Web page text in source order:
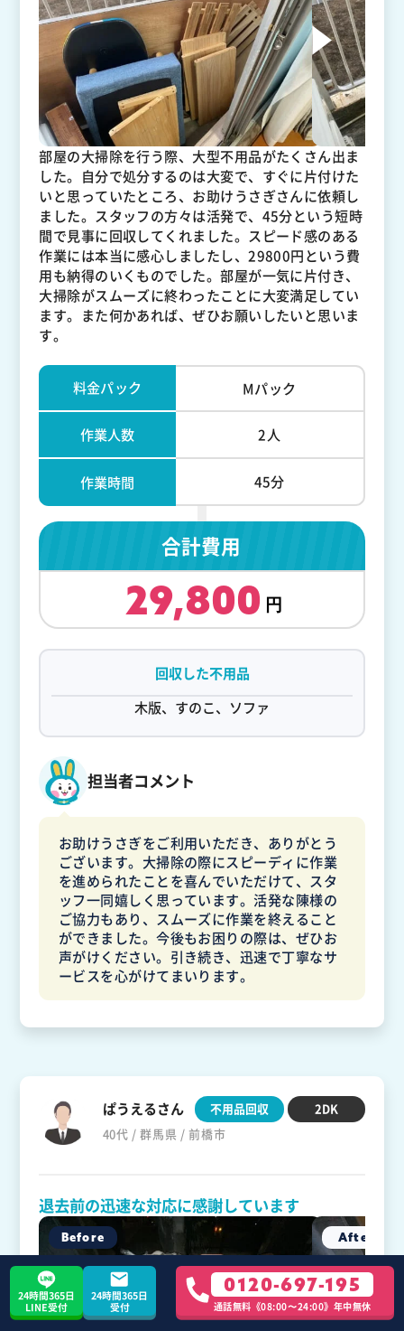
部屋の大掃除を行う際、大型不用品がたくさん出ま
した。自分で処分するのは大変で、すぐに片付けた
いと思っていたところ、お助けうさぎさんに依頼し
ました。スタッフの方々は活発で、45分という短時
間で見事に回収してくれました。スピード感のある
作業には本当に感心しましたし、29800円という費
用も納得のいくものでした。部屋が一気に片付き、
大掃除がスムーズに終わったことに大変満足してい
ます。また何かあれば、ぜひお願いしたいと思いま
す。
料金パック Mパック
作業人数 2人
作業時間 45分
合計費用
29,800
回収した不用品
木版、すのこ、ソファ
担当者コメント
お助けうさぎをご利用いただき、ありがとう
ございます。大掃除の際にスピーディに作業
を進められたことを喜んでいただけて、スタ
ッフ一同嬉しく思っています。活発な陳様の
ご協力もあり、スムーズに作業を終えること
ができました。今後もお困りの際は、ぜひお
声がけください。引き続き、迅速で丁寧なサ
ービスを心がけてまいります。
ぱうえるさん
40代 / 群馬県 / 前橋市
不用品回収 2DK
退去前の迅速な対応に感謝しています
24時間365日
LINE受付
24時間365日
受付
0120-697-195
通話無料《08:00〜24:00》年中無休